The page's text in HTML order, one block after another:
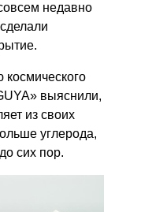
недавно
выяснили,
из своих
углерода,
сих пор.